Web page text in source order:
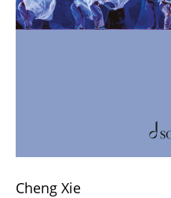
Cheng Xie